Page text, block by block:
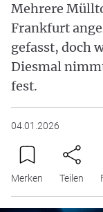
Mehrere
Frankfurt
gefasst, doch
Diesmal
fest.
04.01.2026
Merken Teilen